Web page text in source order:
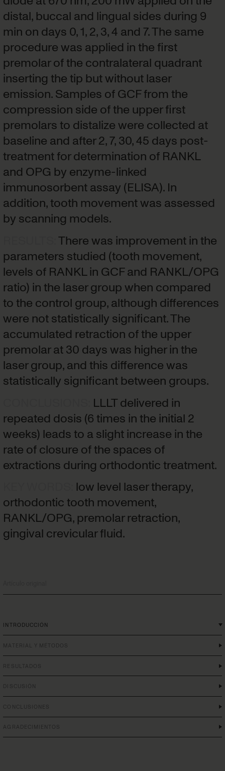
distal, buccal and lingual sides during 9
min on days 0, 1, 2, 3, 4 and 7. The same
procedure was applied in the first
premolar of the contralateral quadrant
inserting the tip but without laser
emission. Samples of GCF from the
compression side of the upper first
premolars to distalize were collected at
baseline and after 2, 7, 30, 45 days post-
treatment for determination of RANKL
and OPG by enzyme-linked
immunosorbent assay (ELISA). In
addition, tooth movement was assessed
by scanning models.
There was improvement in the
parameters studied (tooth movement,
levels of RANKL in GCF and RANKL/OPG
ratio) in the laser group when compared
to the control group, although differences
were not statistically significant. The
accumulated retraction of the upper
premolar at 30 days was higher in the
laser group, and this difference was
statistically significant between groups.
LLLT delivered in
repeated dosis (6 times in the initial 2
weeks) leads to a slight increase in the
rate of closure of the spaces of
extractions during orthodontic treatment.
low level laser therapy,
orthodontic tooth movement,
RANKL/OPG, premolar retraction,
gingival crevicular fluid.
INTRODUCCIÓN
MATERIAL Y MÉTODOS
RESULTADOS
DISCUSIÓN
CONCLUSIONES
AGRADECIMIENTOS